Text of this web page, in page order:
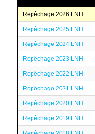
Repêchage 2026 LNH
Repêchage 2025 LNH
Repêchage 2024 LNH
Repêchage 2023 LNH
Repêchage 2022 LNH
Repêchage 2021 LNH
Repêchage 2020 LNH
Repêchage 2019 LNH